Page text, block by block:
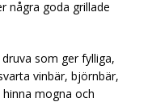
några goda grillade
som ger fylliga,
vinbär, björnbär,
mogna och